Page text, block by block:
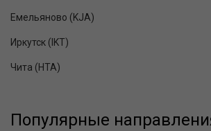
Емельяново (KJA)
Иркутск (IKT)
Чита (HTA)
Популярные